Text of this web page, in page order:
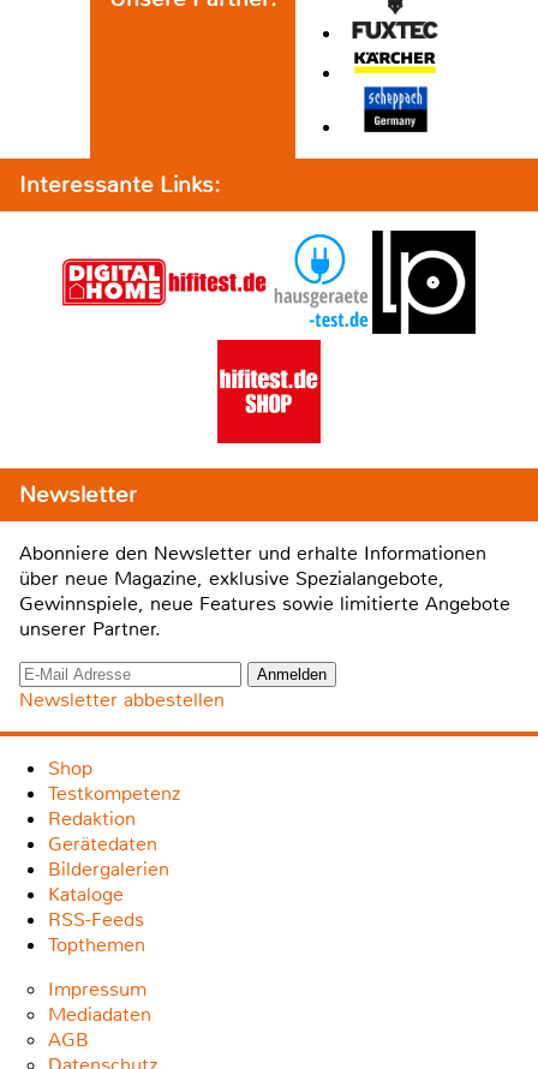
Interessante Links:
Newsletter
Abonniere den Newsletter und erhalte Informationen
über neue Magazine, exklusive Spezialangebote,
Gewinnspiele, neue Features sowie limitierte Angebote
unserer Partner.
Newsletter abbestellen
Shop
Testkompetenz
Redaktion
Gerätedaten
Bildergalerien
Kataloge
RSS-Feeds
Topthemen
Impressum
Mediadaten
AGB